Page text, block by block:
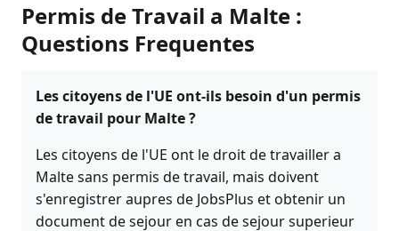
Permis de Travail a Malte :
Questions Frequentes
Les citoyens de l'UE ont-ils besoin d'un permis
de travail pour Malte ?
Les citoyens de l'UE ont le droit de travailler a
Malte sans permis de travail, mais doivent
s'enregistrer aupres de JobsPlus et obtenir un
document de sejour en cas de sejour superieur